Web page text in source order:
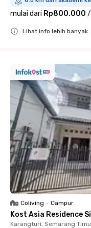
mulai dari Rp800.000 /
Lihat info lebih banyak
Coliving • Campur
Kost Asia Residence
Karangturi, Semarang